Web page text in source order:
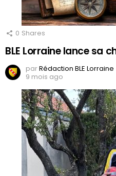
0 Shares
BLE Lorraine lance sa
parRédaction BLE Lorraine
9 mois ago